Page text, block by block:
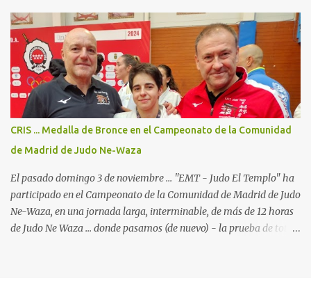
Kata 2025; en el "International Exhibition Centre", con todo
dispuesto para uno de los campeonatos continentales con más
participantes en esta disciplina. (23 países y cerca de 400 judokas).
Para el "JudoElTemplo - Team Madrid/Fran & Tibor" era nuestra
4a participación en un Campeonato de Europa de Judo Kata ...
pero la primera en la cual participamos con 2 Katas: Kodokan
Goshin Jutsu y Koshiki No Kata ("Las formas antiguas") ... que por
primera vez está incluido en el programa oficial de los
campeonatos continentales, y ya está oficialmente incluido...
CRIS ... Medalla de Bronce en el Campeonato de la Comunidad
de Madrid de Judo Ne-Waza
El pasado domingo 3 de noviembre ... "EMT - Judo El Templo" ha
participado en el Campeonato de la Comunidad de Madrid de Judo
Ne-Waza, en una jornada larga, interminable, de más de 12 horas
de Judo Ne Waza ... donde pasamos (de nuevo) - la prueba de total